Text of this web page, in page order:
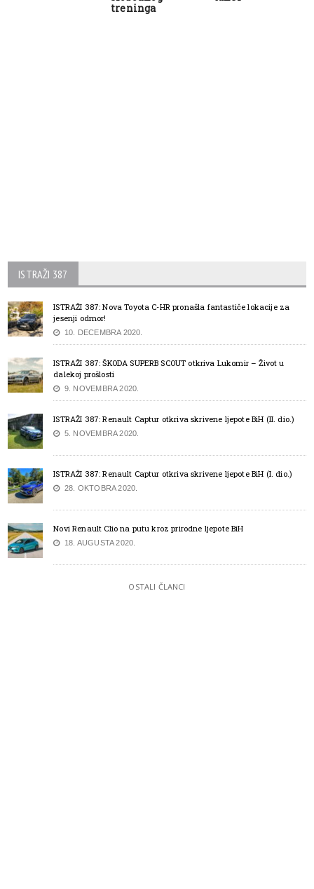
treninga
ISTRAŽI 387
ISTRAŽI 387: Nova Toyota C-HR pronašla fantastiče lokacije za
jesenji odmor!
10. DECEMBRA 2020.
ISTRAŽI 387: ŠKODA SUPERB SCOUT otkriva Lukomir – Život u
dalekoj prošlosti
9. NOVEMBRA 2020.
ISTRAŽI 387: Renault Captur otkriva skrivene ljepote BiH (II. dio.)
5. NOVEMBRA 2020.
ISTRAŽI 387: Renault Captur otkriva skrivene ljepote BiH (I. dio.)
28. OKTOBRA 2020.
Novi Renault Clio na putu kroz prirodne ljepote BiH
18. AUGUSTA 2020.
OSTALI ČLANCI